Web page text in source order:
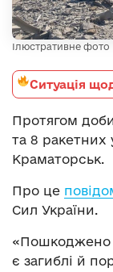
Ілюстративне фото
Ситуація
Протягом
та 8 ракетних
Краматорськ.
Про це
Сил України.
«Пошкоджено
є загиблі й